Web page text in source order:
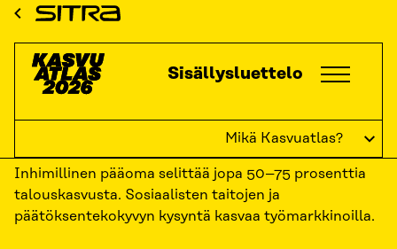
Siirry
sisältöön
Sitra
Kasvuatlas
Mikä Kasvuatlas?
Sisällysluettelo
ETUSIVU KASVUATLAS
Korkeammat taidot erottuvat
Inhimillinen pääoma selittää jopa 50–75 prosenttia
talouskasvusta. Sosiaalisten taitojen ja
päätöksentekokyvyn kysyntä kasvaa työmarkkinoilla.